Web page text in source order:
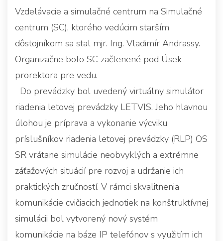
Vzdelávacie a simulačné centrum na Simulačné
centrum (SC), ktorého vedúcim starším
dôstojníkom sa stal mjr. Ing. Vladimír Andrassy.
Organizačne bolo SC začlenené pod Úsek
prorektora pre vedu.
Do prevádzky bol uvedený virtuálny simulátor
riadenia letovej prevádzky LETVIS. Jeho hlavnou
úlohou je príprava a vykonanie výcviku
príslušníkov riadenia letovej prevádzky (RLP) OS
SR vrátane simulácie neobvyklých a extrémne
záťažových situácií pre rozvoj a udržanie ich
praktických zručností. V rámci skvalitnenia
komunikácie cvičiacich jednotiek na konštruktívnej
simulácii bol vytvorený nový systém
komunikácie na báze IP telefónov s využitím ich